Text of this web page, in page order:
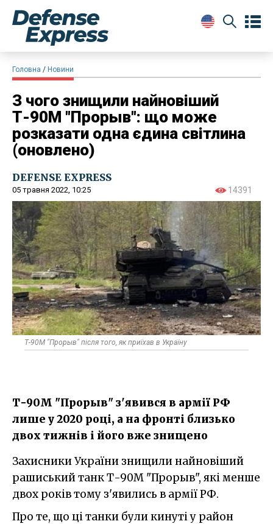
Головна Новини
З чого знищили найновіший
Т-90М "Прорыв": що може
розказати одна єдина світлина
(оновлено)
DEFENSE EXPRESS
05 травня 2022, 10:25 14391
Т-90М "Прорыв" після того, як приїхав в Україну
Т-90М "Прорыв" з'явився в армії РФ
лише у 2020 році, а на фронті близько
двох тижнів і його вже знищено
Захисники України знищили найновіший
рашиський танк Т-90М "Прорыв", які менше
двох років тому з'явились в армії РФ.
Про те, що ці танки були кинуті у район